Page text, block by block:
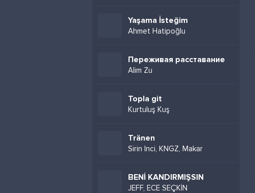
Yaşama İsteğim
Ahmet Hatipoğlu
Переживая расставание
Alim Zu
Topla git
Kurtuluş Kuş
Tränen
Sirin Inci, KNGZ, Makar
BENİ KANDIRMIŞSIN
JEFF, ECE SEÇKİN